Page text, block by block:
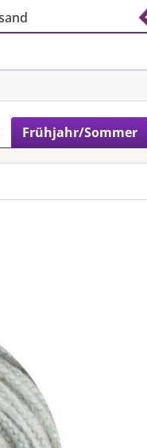
Frühjahr/Sommer